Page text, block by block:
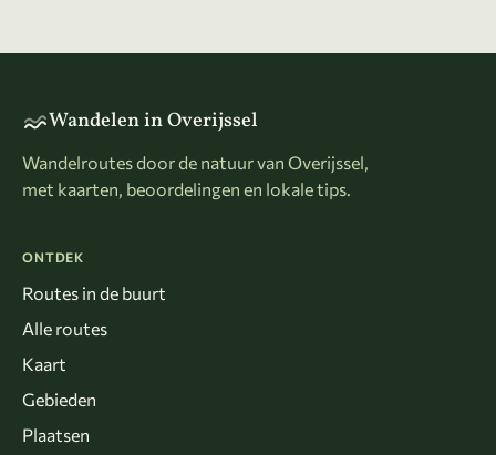
Wandelen in Overijssel
Wandelroutes door de natuur van Overijssel,
met kaarten, beoordelingen en lokale tips.
ONTDEK
Routes in de buurt
Alle routes
Kaart
Gebieden
Plaatsen